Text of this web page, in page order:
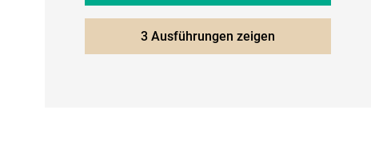
3 Ausführungen zeigen